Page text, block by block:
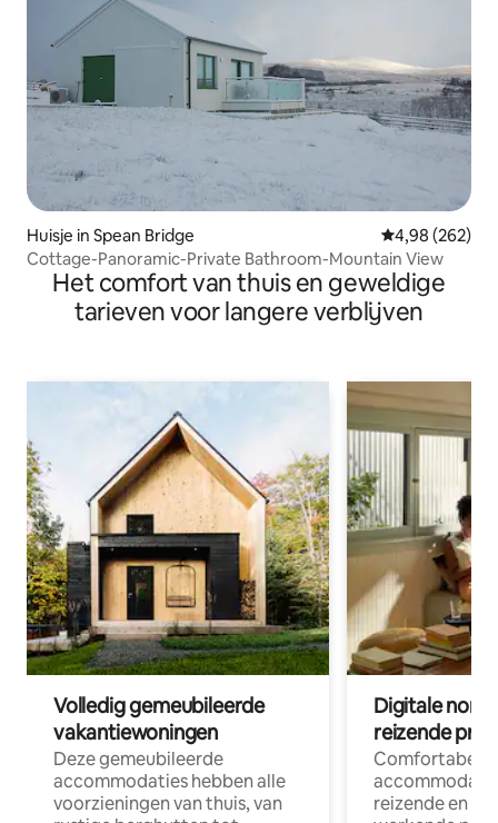
Huisje in Spean Bridge Gemiddelde
4,98 (262)
Cottage-Panoramic-Private Bathroom-Mountain View
Het comfort van thuis en geweldige
tarieven voor langere verblijven
Volledig gemeubileerde
vakantiewoningen
Deze gemeubileerde
accommodaties hebben alle
voorzieningen van thuis, van
Digitale
reizende
Comfortabele
reizende en